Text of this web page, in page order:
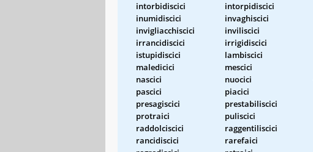
intorbidiscici
intorpidiscici
inumidiscici
invaghiscici
invigliacchiscici
inviliscici
irrancidiscici
irrigidiscici
istupidiscici
lambiscici
maledicici
mescici
nascici
nuocici
pascici
piacici
presagiscici
prestabiliscici
protraici
puliscici
raddolciscici
raggentiliscici
rancidiscici
rarefaici